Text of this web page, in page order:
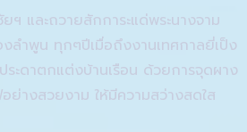
และถวายสักการะแด่พระนางจาม
ลำพูน ทุกๆปีเมื่อถึงงานเทศกาลยี่เป็ง
ระดาตกแต่งบ้านเรือน ด้วยการจุดผาง
ย่างสวยงาม ให้มีความสว่างสดใส